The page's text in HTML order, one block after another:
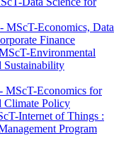
Economics, Data
Finance
Environmental
Sustainability
MScT-Economics for
Climate Policy
Internet of Things :
Program